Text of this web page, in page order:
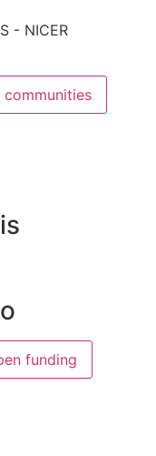
- NICER
communities
funding